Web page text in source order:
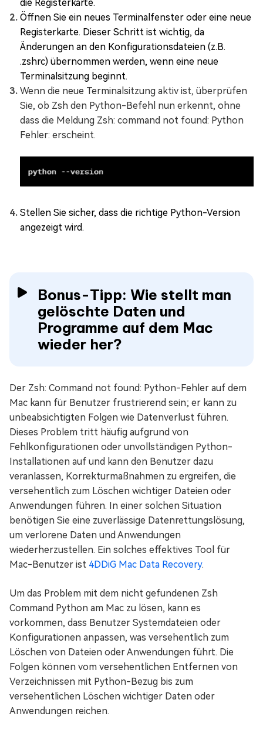
die Registerkarte.
Öffnen Sie ein neues Terminalfenster oder eine neue
Registerkarte. Dieser Schritt ist wichtig, da
Änderungen an den Konfigurationsdateien (z.B.
.zshrc) übernommen werden, wenn eine neue
Terminalsitzung beginnt.
Wenn die neue Terminalsitzung aktiv ist, überprüfen
Sie, ob Zsh den Python-Befehl nun erkennt, ohne
dass die Meldung Zsh: command not found: Python
Fehler: erscheint.
Stellen Sie sicher, dass die richtige Python-Version
angezeigt wird.
Bonus-Tipp: Wie stellt man
gelöschte Daten und
Programme auf dem Mac
wieder her?
Der Zsh: Command not found: Python-Fehler auf dem
Mac kann für Benutzer frustrierend sein; er kann zu
unbeabsichtigten Folgen wie Datenverlust führen.
Dieses Problem tritt häufig aufgrund von
Fehlkonfigurationen oder unvollständigen Python-
Installationen auf und kann den Benutzer dazu
veranlassen, Korrekturmaßnahmen zu ergreifen, die
versehentlich zum Löschen wichtiger Dateien oder
Anwendungen führen. In einer solchen Situation
benötigen Sie eine zuverlässige Datenrettungslösung,
um verlorene Daten und Anwendungen
wiederherzustellen. Ein solches effektives Tool für
Mac-Benutzer ist 4DDiG Mac Data Recovery.
Um das Problem mit dem nicht gefundenen Zsh
Command Python am Mac zu lösen, kann es
vorkommen, dass Benutzer Systemdateien oder
Konfigurationen anpassen, was versehentlich zum
Löschen von Dateien oder Anwendungen führt. Die
Folgen können vom versehentlichen Entfernen von
Verzeichnissen mit Python-Bezug bis zum
versehentlichen Löschen wichtiger Daten oder
Anwendungen reichen.